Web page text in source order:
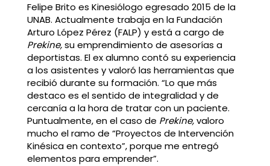
Felipe Brito es Kinesiólogo egresado 2015 de la
UNAB. Actualmente trabaja en la Fundación
Arturo López Pérez (FALP) y está a cargo de
Prekine,su emprendimiento de asesorías a
deportistas. El ex alumno contó su experiencia
a los asistentes y valoró las herramientas que
recibió durante su formación. “Lo que más
destaco es el sentido de integralidad y de
cercanía a la hora de tratar con un paciente.
Puntualmente, en el caso de Prekine,valoro
mucho el ramo de “Proyectos de Intervención
Kinésica en contexto”, porque me entregó
elementos para emprender”.